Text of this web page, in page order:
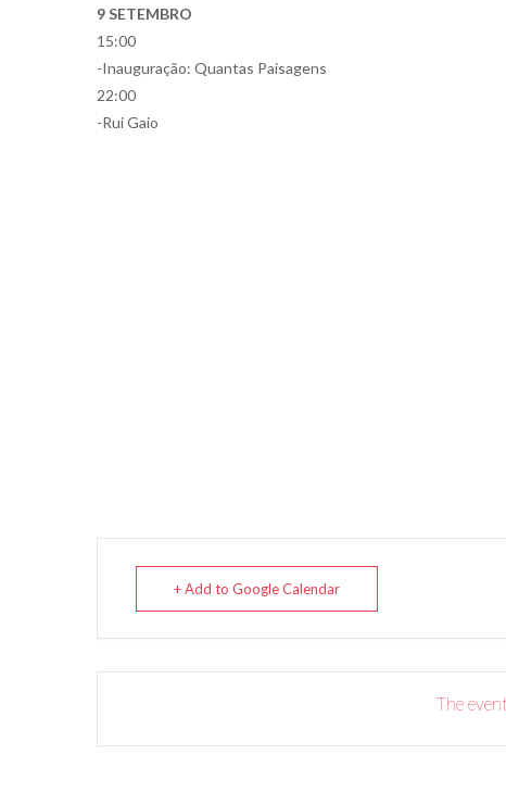
9 SETEMBRO
15:00
-Inauguração: Quantas Paisagens
22:00
-Rui Gaio
+ Add to Google Calendar
The